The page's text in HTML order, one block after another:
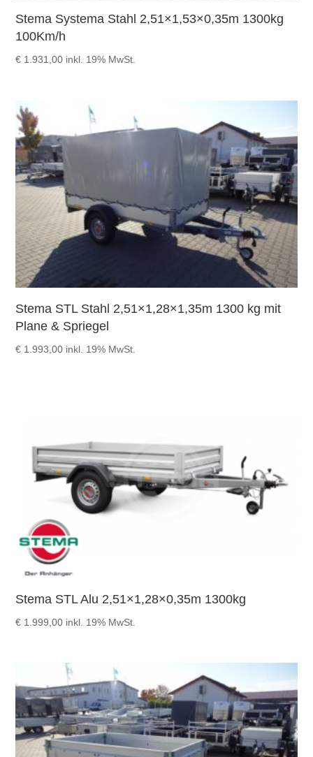
Stema Systema Stahl 2,51×1,53×0,35m 1300kg
100Km/h
€ 1.931,00 inkl. 19% MwSt.
Stema STL Stahl 2,51×1,28×1,35m 1300 kg mit
Plane & Spriegel
€ 1.993,00 inkl. 19% MwSt.
Stema STL Alu 2,51×1,28×0,35m 1300kg
€ 1.999,00 inkl. 19% MwSt.